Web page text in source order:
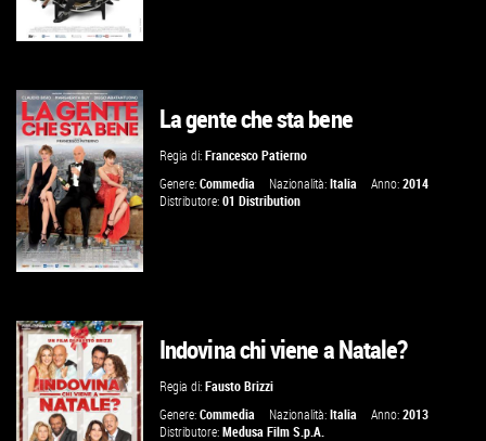
VAI ALLA SCHEDA
VAI ALLA SCHEDA
La gente che sta bene
Regia di:Francesco Patierno
Genere:Commedia Nazionalità:Italia Anno:2014
Distributore:01 Distribution
Indovina chi viene a Natale?
Regia di:Fausto Brizzi
Genere:Commedia Nazionalità:Italia Anno:2013
Distributore:Medusa Film S.p.A.